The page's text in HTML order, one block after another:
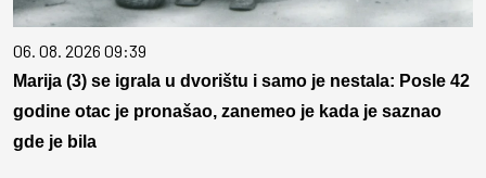
06. 08. 2026 09:39
Marija (3) se igrala u dvorištu i samo je nestala: Posle 42
godine otac je pronašao, zanemeo je kada je saznao
gde je bila